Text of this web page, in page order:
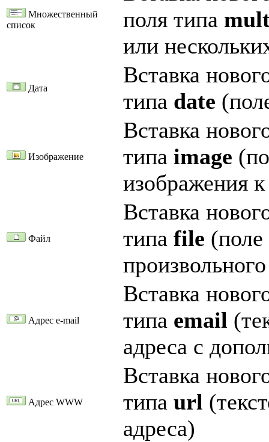
Множественный
список
поля типа
или
Дата
Вставка
типа date
Изображение
Вставка
типа image
изображения
Файл
Вставка
типа file (поле
Адрес e-mail
Вставка
типа email
адреса с
Адрес WWW
Вставка
типа url
адреса)